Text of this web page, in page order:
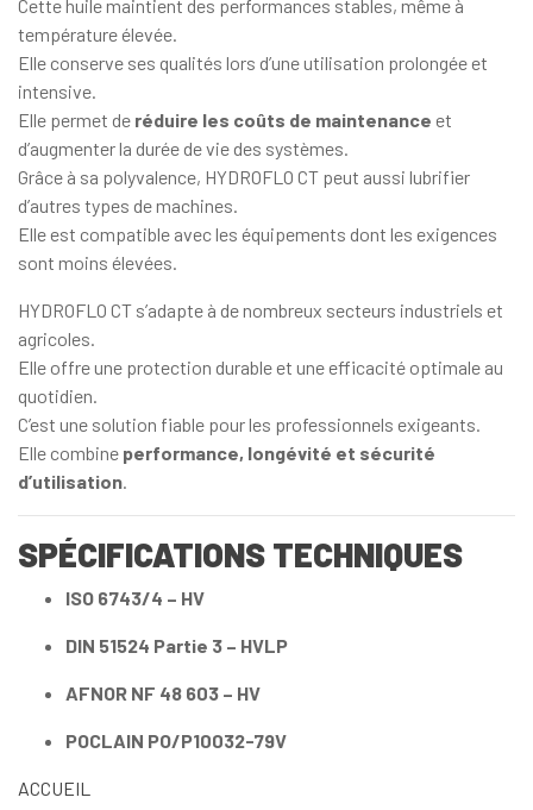
Cette huile maintient des performances stables, même à
température élevée.
Elle conserve ses qualités lors d’une utilisation prolongée et
intensive.
Elle permet de réduire les coûts de maintenance et
d’augmenter la durée de vie des systèmes.
Grâce à sa polyvalence, HYDROFLO CT peut aussi lubrifier
d’autres types de machines.
Elle est compatible avec les équipements dont les exigences
sont moins élevées.
HYDROFLO CT s’adapte à de nombreux secteurs industriels et
agricoles.
Elle offre une protection durable et une efficacité optimale au
quotidien.
C’est une solution fiable pour les professionnels exigeants.
Elle combine performance, longévité et sécurité
d’utilisation
SPÉCIFICATIONS TECHNIQUES
ISO 6743/4 – HV
DIN 51524 Partie 3 – HVLP
AFNOR NF 48 603 – HV
POCLAIN PO/P10032-79V
ACCUEIL